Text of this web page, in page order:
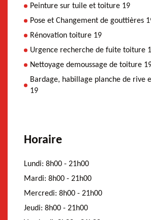
Peinture sur tuile et toiture 19
Pose et Changement de gouttières
Rénovation toiture 19
Urgence recherche de fuite toiture
Nettoyage demoussage de toiture
Bardage, habillage planche de rive
19
Horaire
Lundi: 8h00 - 21h00
Mardi: 8h00 - 21h00
Mercredi: 8h00 - 21h00
Jeudi: 8h00 - 21h00